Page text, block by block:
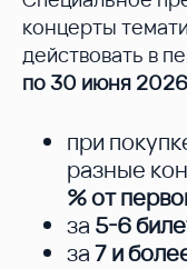
концерты
действовать в
по 30 июня
при
разные
%от
за 5-6
за7 и